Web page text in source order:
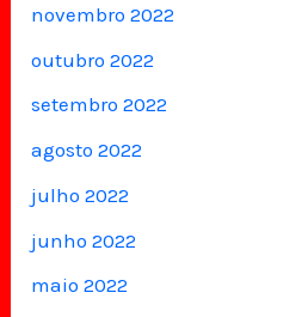
novembro 2022
outubro 2022
setembro 2022
agosto 2022
julho 2022
junho 2022
maio 2022